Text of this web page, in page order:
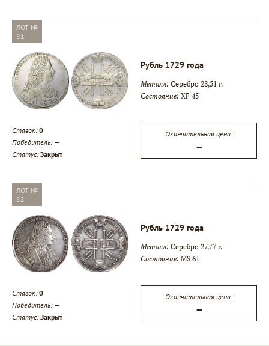
ЛОТ №
81
Рубль 1729 года
Металл: Серебро 28,51 г.
Состояние: XF 45
Ставок:0
Победитель: —
Статус:Закрыт
Окончательная цена:
—
ЛОТ №
82
Рубль 1729 года
Металл: Серебро 27,77 г.
Состояние: MS 61
Ставок:0
Победитель: —
Статус:Закрыт
Окончательная цена:
—